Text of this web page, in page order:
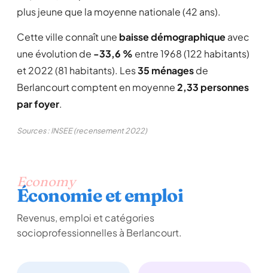
plus jeune que la moyenne nationale (42 ans).
Cette ville connaît une baisse démographiqueavec
une évolution de -33,6 % entre 1968 (122 habitants)
et 2022 (81 habitants). Les35 ménagesde
Berlancourt comptent en moyenne2,33 personnes
par foyer.
Sources : INSEE (recensement 2022)
Economy
Économie et emploi
Revenus, emploi et catégories
socioprofessionnelles à Berlancourt.